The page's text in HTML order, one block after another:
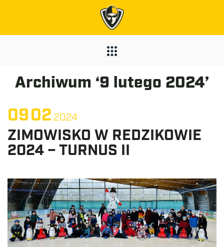
Archiwum ‘9 lutego 2024’
0902 2024
ZIMOWISKO W REDZIKOWIE
2024 – TURNUS II